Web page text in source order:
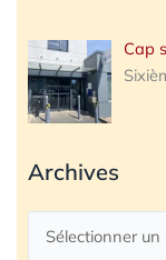
Cap
Archives